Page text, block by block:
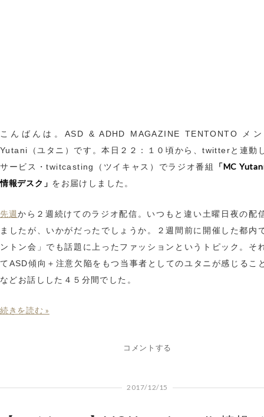
こんばんは。ASD & ADHD MAGAZINE TENTONTO メ
Yutani（ユタニ）です。本日２２：１０頃から、twitterと連動
サービス・twitcasting（ツイキャス）でラジオ番組
「MC
情報デスク」 をお届けしました。
先週から２週続けてのラジオ配信。いつもと違い土曜日夜の配
ましたが、いかがだったでしょうか。２週間前に開催した都内
ントン会」でも話題に上ったファッションというトピック。そ
てASD傾向＋注意欠陥をもつ当事者としてのユタニが感じるこ
などお話しした４５分間でした。
続きを読む »
コメントする
2017/12/15